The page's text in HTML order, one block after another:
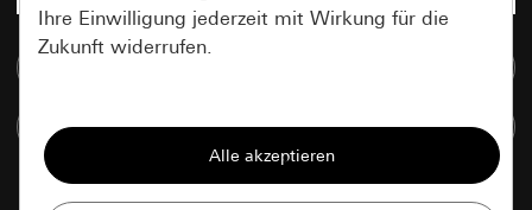
Artikel vergleichen
Ihre Einwilligung jederzeit mit Wirkung für die
Zukunft widerrufen.
Alle Cookies, die wir benötigen um Ihnen die
Seite anzeigen zu können.